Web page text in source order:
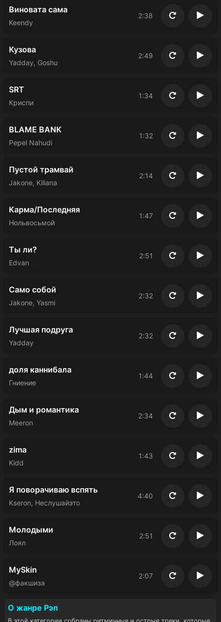
Виновата сама
Keendy
2:38 Повторить
Кузова
Yadday, Goshu
2:49 Повторить
SRT
Криспи
1:34 Повторить
BLAME BANK
Pepel Nahudi
1:32 Повторить
Пустой трамвай
Jakone, Kiliana
2:14 Повторить
Карма/Последняя
Нольвосьмой
1:47 Повторить
Ты ли?
Edvan
2:51 Повторить
Само собой
Jakone, Yasmi
2:32 Повторить
Лучшая подруга
Yadday
2:32 Повторить
доля каннибала
Гниение
1:44 Повторить
Дым и романтика
Meeron
2:34 Повторить
zima
Kidd
1:43 Повторить
Я поворачиваю вспять
Kseron, Неслушайэто
4:40 Повторить
Молодыми
Лоял
2:51 Повторить
MySkin
@факшиза
2:07 Повторить
О жанре Рэп